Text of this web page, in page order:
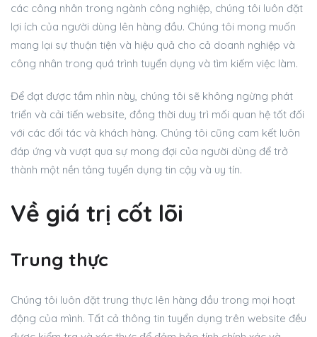
các công nhân trong ngành công nghiệp, chúng tôi luôn đặt
lợi ích của người dùng lên hàng đầu. Chúng tôi mong muốn
mang lại sự thuận tiện và hiệu quả cho cả doanh nghiệp và
công nhân trong quá trình tuyển dụng và tìm kiếm việc làm.
Để đạt được tầm nhìn này, chúng tôi sẽ không ngừng phát
triển và cải tiến website, đồng thời duy trì mối quan hệ tốt đối
với các đối tác và khách hàng. Chúng tôi cũng cam kết luôn
đáp ứng và vượt qua sự mong đợi của người dùng để trở
thành một nền tảng tuyển dụng tin cậy và uy tín.
Về giá trị cốt lõi
Trung thực
Chúng tôi luôn đặt trung thực lên hàng đầu trong mọi hoạt
động của mình. Tất cả thông tin tuyển dụng trên website đều